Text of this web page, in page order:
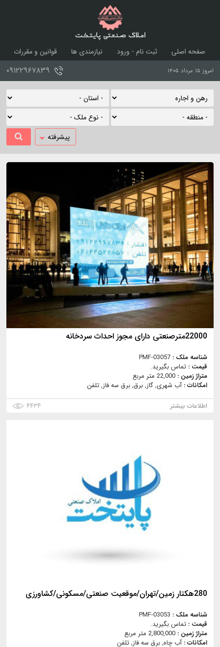
املاک صنعتی پایتخت
صفحه اصلی ثبت نام - ورود نیازمندی ها
قوانین و مقررات
امروز ۱۵ مرداد ۱۴۰۵ ۰۹۱۲۲۹۶۷۸۳۹
پیشرفته
22000مترصنعتی دارای مجوز احداث سردخانه
شناسه ملک : PMF-03057
قیمت : تماس بگیرید.
متراژ زمین : 22,000 متر مربع
امکانات :آب شهری, گاز, برق, برق سه فاز, تلفن
اطلاعات بیشتر
۴۴۳۴
280هکتار زمین/تهران/موقعیت صنعتی/مسکونی/کشاورزی
شناسه ملک : PMF-03053
قیمت : تماس بگیرید.
متراژ زمین : 2,800,000 متر مربع
امکانات :آب چاه, برق سه فاز, تلفن